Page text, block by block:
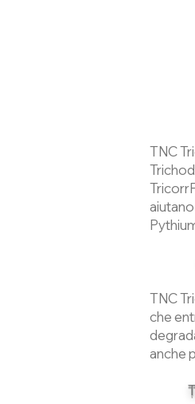
TNC
TNC
che
anche